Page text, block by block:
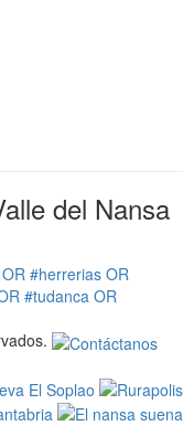
del Nansa
#herrerias OR
#tudanca OR